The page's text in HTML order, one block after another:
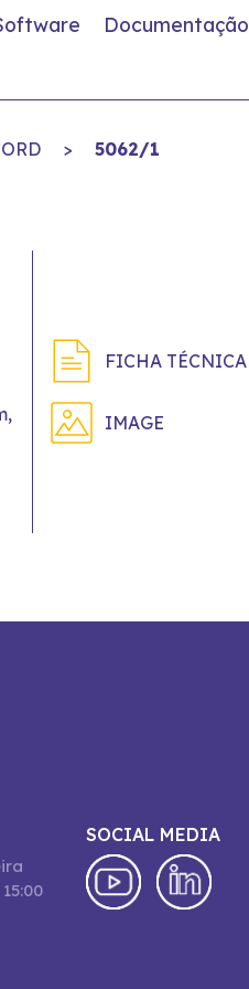
Documentação
> 5062/1
FICHA TÉCNICA
IMAGE
SOCIAL MEDIA